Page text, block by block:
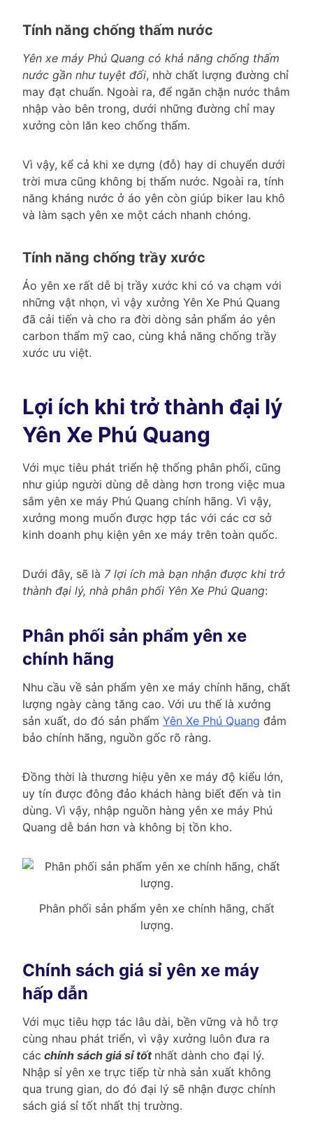
Tính năng chống thấm nước
Yên xe máy Phú Quang có khả năng chống thấm
nước gần như tuyệt đối, nhờ chất lượng đường chỉ
may đạt chuẩn. Ngoài ra, để ngăn chặn nước thâm
nhập vào bên trong, dưới những đường chỉ may
xưởng còn lăn keo chống thấm.
Vì vậy, kể cả khi xe dựng (đỗ) hay di chuyển dưới
trời mưa cũng không bị thấm nước. Ngoài ra, tính
năng kháng nước ở áo yên còn giúp biker lau khô
và làm sạch yên xe một cách nhanh chóng.
Tính năng chống trầy xước
Áo yên xe rất dễ bị trầy xước khi có va chạm với
những vật nhọn, vì vậy xưởng Yên Xe Phú Quang
đã cải tiến và cho ra đời dòng sản phẩm áo yên
carbon thẩm mỹ cao, cùng khả năng chống trầy
xước ưu việt.
Lợi ích khi trở thành đại lý
Yên Xe Phú Quang
Với mục tiêu phát triển hệ thống phân phối, cũng
như giúp người dùng dễ dàng hơn trong việc mua
sắm yên xe máy Phú Quang chính hãng. Vì vậy,
xưởng mong muốn được hợp tác với các cơ sở
kinh doanh phụ kiện yên xe máy trên toàn quốc.
Dưới đây, sẽ là 7 lợi ích mà bạn nhận được khi trở
thành đại lý, nhà phân phối Yên Xe Phú Quang:
Phân phối sản phẩm yên xe
chính hãng
Nhu cầu về sản phẩm yên xe máy chính hãng, chất
lượng ngày càng tăng cao. Với ưu thế là xưởng
sản xuất, do đó sản phẩm Yên Xe Phú Quang đảm
bảo chính hãng, nguồn gốc rõ ràng.
Đồng thời là thương hiệu yên xe máy độ kiểu lớn,
uy tín được đông đảo khách hàng biết đến và tin
dùng. Vì vậy, nhập nguồn hàng yên xe máy Phú
Quang dễ bán hơn và không bị tồn kho.
Phân phối sản phẩm yên xe chính hãng, chất
lượng.
Chính sách giá sỉ yên xe máy
hấp dẫn
Với mục tiêu hợp tác lâu dài, bền vững và hỗ trợ
cùng nhau phát triển, vì vậy xưởng luôn đưa ra
các chính sách giá sỉ tốt nhất dành cho đại lý.
Nhập sỉ yên xe trực tiếp từ nhà sản xuất không
qua trung gian, do đó đại lý sẽ nhận được chính
sách giá sỉ tốt nhất thị trường.